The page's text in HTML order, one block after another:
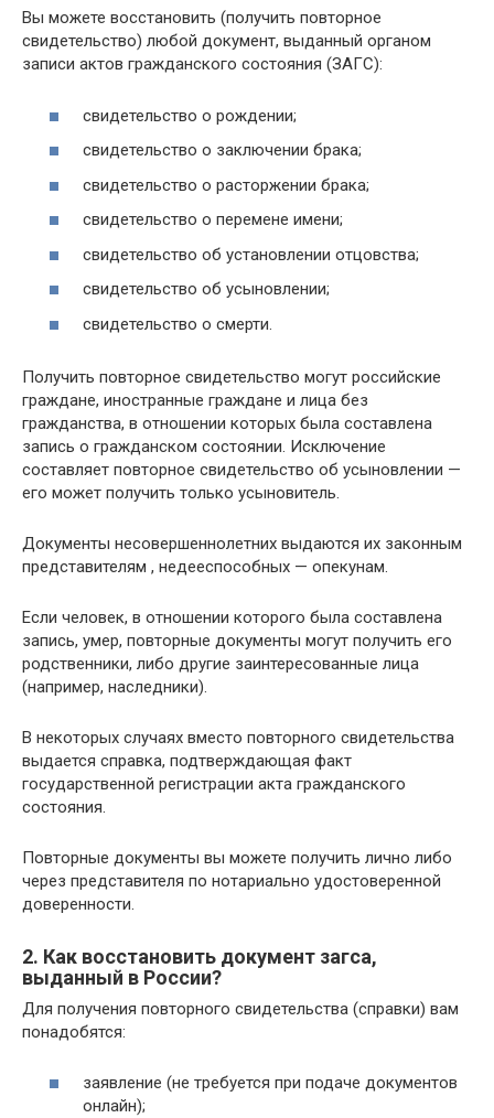
Вы можете восстановить (получить повторное
свидетельство) любой документ, выданный органом
записи актов гражданского состояния (ЗАГС):
свидетельство о рождении;
свидетельство о заключении брака;
свидетельство о расторжении брака;
свидетельство о перемене имени;
свидетельство об установлении отцовства;
свидетельство об усыновлении;
свидетельство о смерти.
Получить повторное свидетельство могут российские
граждане, иностранные граждане и лица без
гражданства, в отношении которых была составлена
запись о гражданском состоянии. Исключение
составляет повторное свидетельство об усыновлении —
его может получить только усыновитель.
Документы несовершеннолетних выдаются их законным
представителям , недееспособных — опекунам.
Если человек, в отношении которого была составлена
запись, умер, повторные документы могут получить его
родственники, либо другие заинтересованные лица
(например, наследники).
В некоторых случаях вместо повторного свидетельства
выдается справка, подтверждающая факт
государственной регистрации акта гражданского
состояния.
Повторные документы вы можете получить лично либо
через представителя по нотариально удостоверенной
доверенности.
2. Как восстановить документ загса,
выданный в России?
Для получения повторного свидетельства (справки) вам
понадобятся:
заявление (не требуется при подаче документов
онлайн);